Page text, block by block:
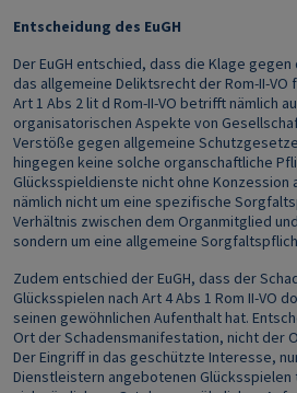
Entscheidung des EuGH
Der EuGH entschied, dass die Klage
das allgemeine Deliktsrecht der Rom‑II‑VO
Art 1 Abs 2 lit d Rom‑II‑VO betrifft nämlich
organisatorischen Aspekte von
Verstöße gegen allgemeine
hingegen keine solche organschaftliche
Glücksspieldienste nicht ohne Konzession
nämlich nicht um eine spezifische
Verhältnis zwischen dem Organmitglied
sondern um eine allgemeine
Zudem entschied der EuGH, dass der
Glücksspielen nach Art 4 Abs 1 Rom II-VO
seinen gewöhnlichen Aufenthalt hat.
Ort der Schadensmanifestation, nicht der
Der Eingriff in das geschützte Interesse,
Dienstleistern angebotenen